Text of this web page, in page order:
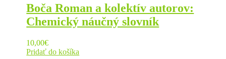
Boča Roman a kolektív autorov:
Chemický náučný slovník
10,00€
Pridať do košíka